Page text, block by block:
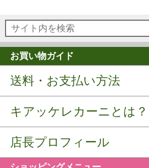
お買い物ガイド
送料・お支払い方法
キアッケレカーニとは？
店長プロフィール